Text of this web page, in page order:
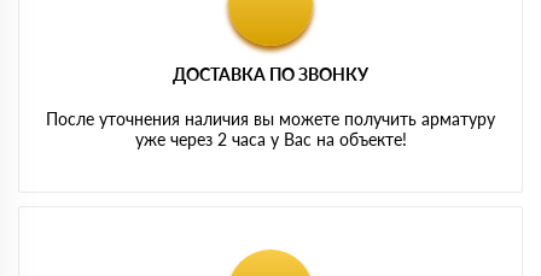
ДОСТАВКА ПО ЗВОНКУ
После уточнения наличия вы можете получить арматуру
уже через 2 часа у Вас на объекте!